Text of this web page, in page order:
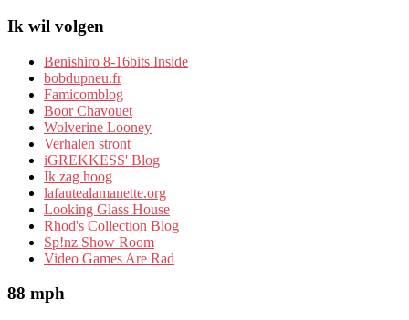
Ik wil volgen
Benishiro 8-16bits Inside
bobdupneu.fr
Famicomblog
Boor Chavouet
Wolverine Looney
Verhalen stront
iGREKKESS' Blog
Ik zag hoog
lafautealamanette.org
Looking Glass House
Rhod's Collection Blog
Sp!nz Show Room
Video Games Are Rad
88 mph